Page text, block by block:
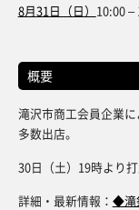
8月31日（日） 10:00 –
概要
滝沢市商工会員企業
多数出店。
30日（土）19時より
詳細・最新情報： ◆滝